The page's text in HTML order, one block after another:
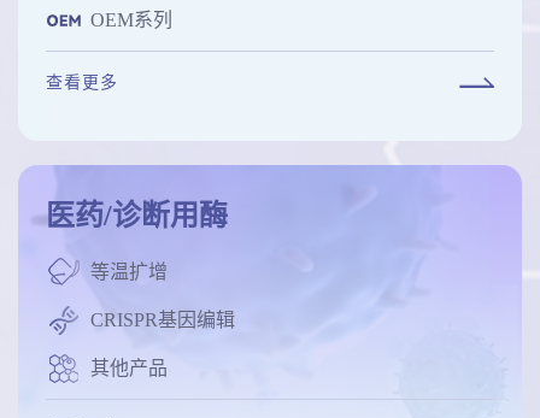
OEM系列
查看更多
医药/诊断用酶
等温扩增
CRISPR基因编辑
其他产品